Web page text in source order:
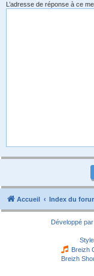
L’adresse de réponse à ce
Accueil Index du
Développé par
Style
Breizh
Breizh